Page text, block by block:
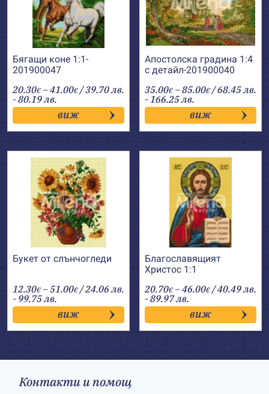
Бягащи коне 1:1-
201900047
20.30€ –41.00€Price
range:
20.30€
through
41.00€
/ 39.70 лв.
- 80.19 лв.
виж
Апостолска градина 1:4
с детайл-201900040
35.00€ –85.00€Price
range:
35.00€
through
85.00€
/ 68.45 лв.
- 166.25 лв.
виж
Букет от слънчогледи
12.30€ –51.00€Price
range:
12.30€
through
51.00€
/ 24.06 лв.
- 99.75 лв.
виж
Благославящият
Христос 1:1
20.70€ –46.00€Price
range:
20.70€
through
46.00€
/ 40.49 лв.
- 89.97 лв.
виж
Контакти и помощ